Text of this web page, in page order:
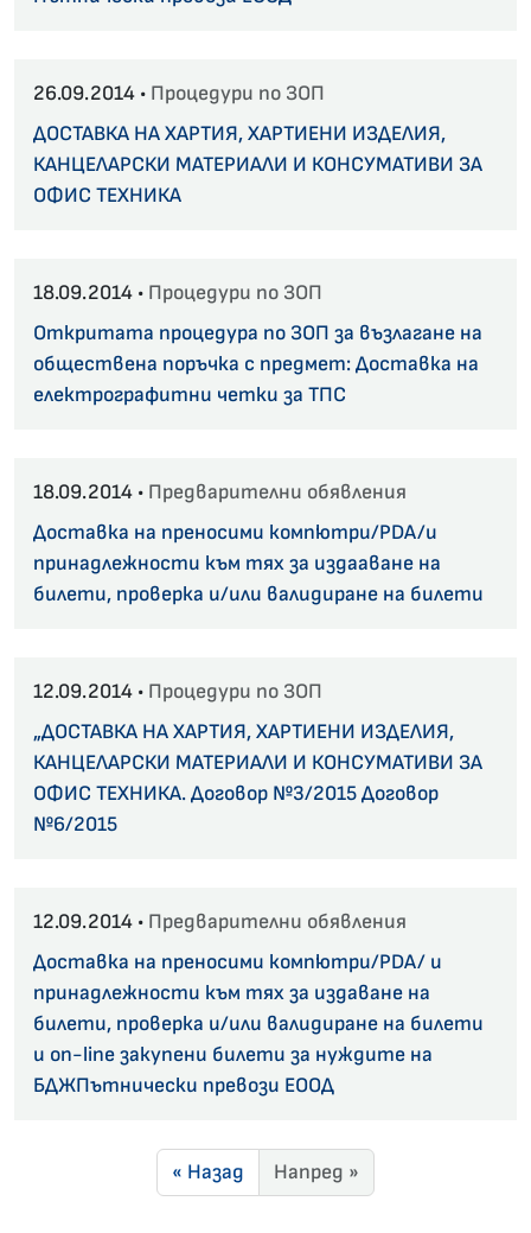
26.09.2014 • Процедури по ЗОП
ДОСТАВКА НА ХАРТИЯ, ХАРТИЕНИ ИЗДЕЛИЯ,
КАНЦЕЛАРСКИ МАТЕРИАЛИ И КОНСУМАТИВИ ЗА
ОФИС ТЕХНИКА
18.09.2014 • Процедури по ЗОП
Откритата процедура по ЗОП за възлагане на
обществена поръчка с предмет: Доставка на
електрографитни четки за ТПС
18.09.2014 • Предварителни обявления
Доставка на преносими компютри/PDA/и
принадлежности към тях за издааване на
билети, проверка и/или валидиране на билети
12.09.2014 • Процедури по ЗОП
„ДОСТАВКА НА ХАРТИЯ, ХАРТИЕНИ ИЗДЕЛИЯ,
КАНЦЕЛАРСКИ МАТЕРИАЛИ И КОНСУМАТИВИ ЗА
ОФИС ТЕХНИКА. Договор №3/2015 Договор
№6/2015
12.09.2014 • Предварителни обявления
Доставка на преносими компютри/PDA/ и
принадлежности към тях за издаване на
билети, проверка и/или валидиране на билети
и on-line закупени билети за нуждите на
БДЖПътнически превози ЕООД
« Назад Напред »